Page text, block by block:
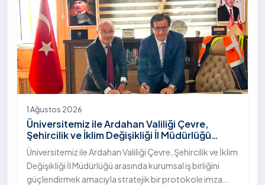
1 Ağustos 2026
Üniversitemiz ile Ardahan Valiliği Çevre,
Şehircilik ve İklim Değişikliği İl Müdürlüğü
Arasında İş Birliği Protokolü İmzalandı
Üniversitemiz ile Ardahan Valiliği Çevre, Şehircilik ve İklim
Değişikliği İl Müdürlüğü arasında kurumsal iş birliğini
güçlendirmek amacıyla stratejik bir protokole imza